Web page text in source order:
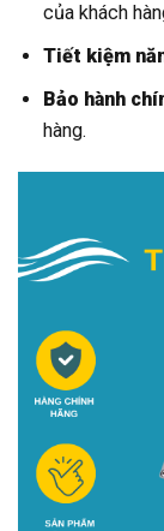
của khách
Tiết kiệm
Bảo hành
hàng.